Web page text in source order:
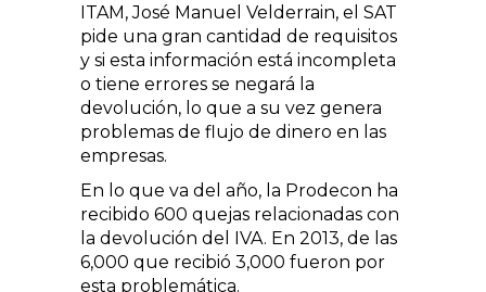
ITAM, José Manuel Velderrain, el SAT
pide una gran cantidad de requisitos
y si esta información está incompleta
o tiene errores se negará la
devolución, lo que a su vez genera
problemas de flujo de dinero en las
empresas.
En lo que va del año, la Prodecon ha
recibido 600 quejas relacionadas con
la devolución del IVA. En 2013, de las
6,000 que recibió 3,000 fueron por
esta problemática.